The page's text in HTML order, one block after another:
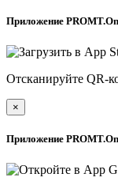
Приложение
Отсканируйте QR-
×
Приложение